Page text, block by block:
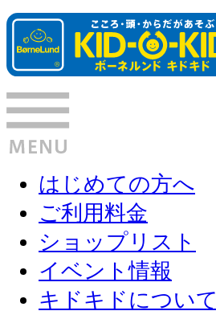
はじめての方へ
ご利用料金
ショップリスト
イベント情報
キドキドについて